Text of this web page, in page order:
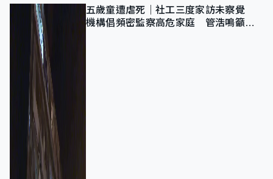
五歲童遭虐死｜社工三度家訪未察覺
機構倡頻密監察高危家庭 管浩鳴籲加